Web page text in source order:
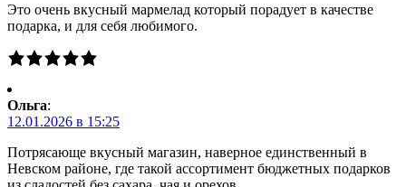
Это очень вкусный мармелад который порадует в качестве
подарка, и для себя любимого.
Ольга:
12.01.2026 в 15:25
Потрясающе вкусный магазин, наверное единственный в
Невском районе, где такой ассортимент бюджетных подарков